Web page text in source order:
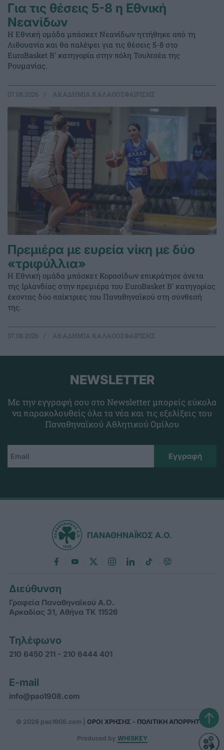
Για τις θέσεις 5-8 η Εθνική
Νεανίδων
Η Εθνική ομάδα μπάσκετ Νεανίδων ηττήθηκε από τη
Λιθουανία και θα παλέψει για τις θέσεις 5-8 στο
EuroBasket Β' κατηγορία στην πόλη Τουλτσέα της
Ρουμανίας.
07.08.2026 ΑΚΑΔΗΜΙΑ ΚΑΛΑΘΟΣΦΑΙΡΙΣΗΣ
Πρεμιέρα με ευρεία νίκη με δύο
«τριφύλλια»
Η Εθνική ομάδα μπάσκετ Κορασίδων επικράτησε άνετα
της Ιρλανδίας στην πρεμιέρα του EuroBasket Β' κατηγορίας
έχοντας δύο παίκτριες του Παναθηναϊκού στη σύνθεσή
της.
07.08.2026 ΑΚΑΔΗΜΙΑ ΚΑΛΑΘΟΣΦΑΙΡΙΣΗΣ
NEWSLETTER
Με την εγγραφή σου στο Newsletter μπορείς εύκολα
να παρακολουθείς όλα τα νέα και τις εξελίξεις του
Παναθηναϊκού Αθλητικού Ομίλου
ΠΑΝΑΘΗΝΑΪΚΟΣ Α.Ο.
Διεύθυνση
Γραφεία Παναθηναϊκού Α.Ο.
Αρκαδίας 31, Αθήνα ΤΚ 11526
Τηλέφωνο
210 6450 211 - 210 6444 401
E-mail
info@pao1908.com
© 2026 pao1908.com | ΟΡΟΙ ΧΡΗΣΗΣ - ΠΟΛΙΤΙΚΗ ΑΠΟΡΡΗΤΟΥ
Produced by WHISKEY
↑